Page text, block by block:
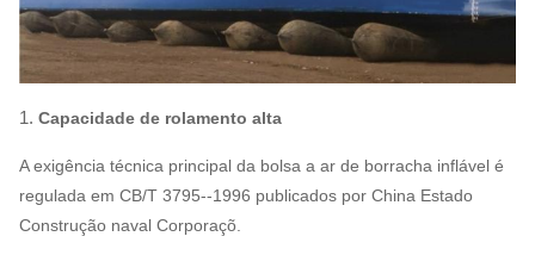
1. Capacidade de rolamento alta
A exigência técnica principal da bolsa a ar de borracha inflável é
regulada em CB/T 3795--1996 publicados por China Estado
Construção naval Corporaçõ.